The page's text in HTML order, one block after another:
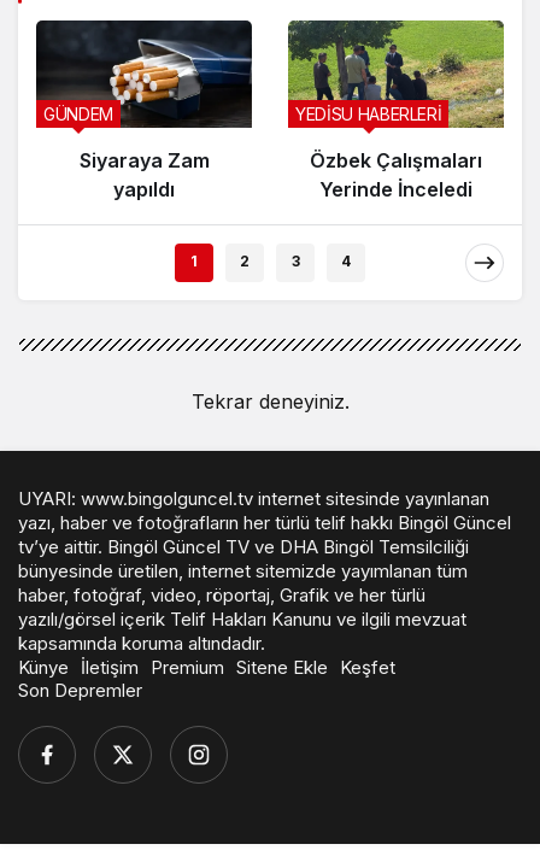
GÜNDEM
Siyaraya Zam
yapıldı
YEDİSU HABERLERİ
Özbek Çalışmaları
Yerinde İnceledi
1 2 3 4
Tekrar deneyiniz.
UYARI: www.bingolguncel.tv internet sitesinde yayınlanan
yazı, haber ve fotoğrafların her türlü telif hakkı Bingöl Güncel
tv’ye aittir. Bingöl Güncel TV ve DHA Bingöl Temsilciliği
bünyesinde üretilen, internet sitemizde yayımlanan tüm
haber, fotoğraf, video, röportaj, Grafik ve her türlü
yazılı/görsel içerik Telif Hakları Kanunu ve ilgili mevzuat
kapsamında koruma altındadır.
Künye
İletişim Premium Sitene Ekle
Keşfet
Son Depremler